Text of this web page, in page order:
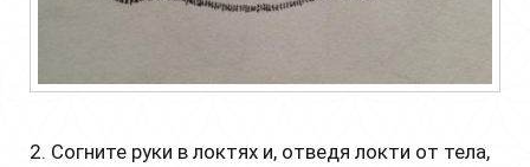
2. Согните руки в локтях и, отведя локти от тела,